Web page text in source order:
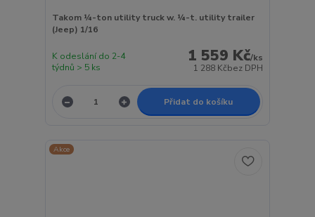
Takom ¼-ton utility truck w. ¼-t. utility trailer
(Jeep) 1/16
1 559 Kč/ks
1 288 Kčbez DPH
K odeslání do 2-4
týdnů > 5 ks
Přidat do košíku
Akce